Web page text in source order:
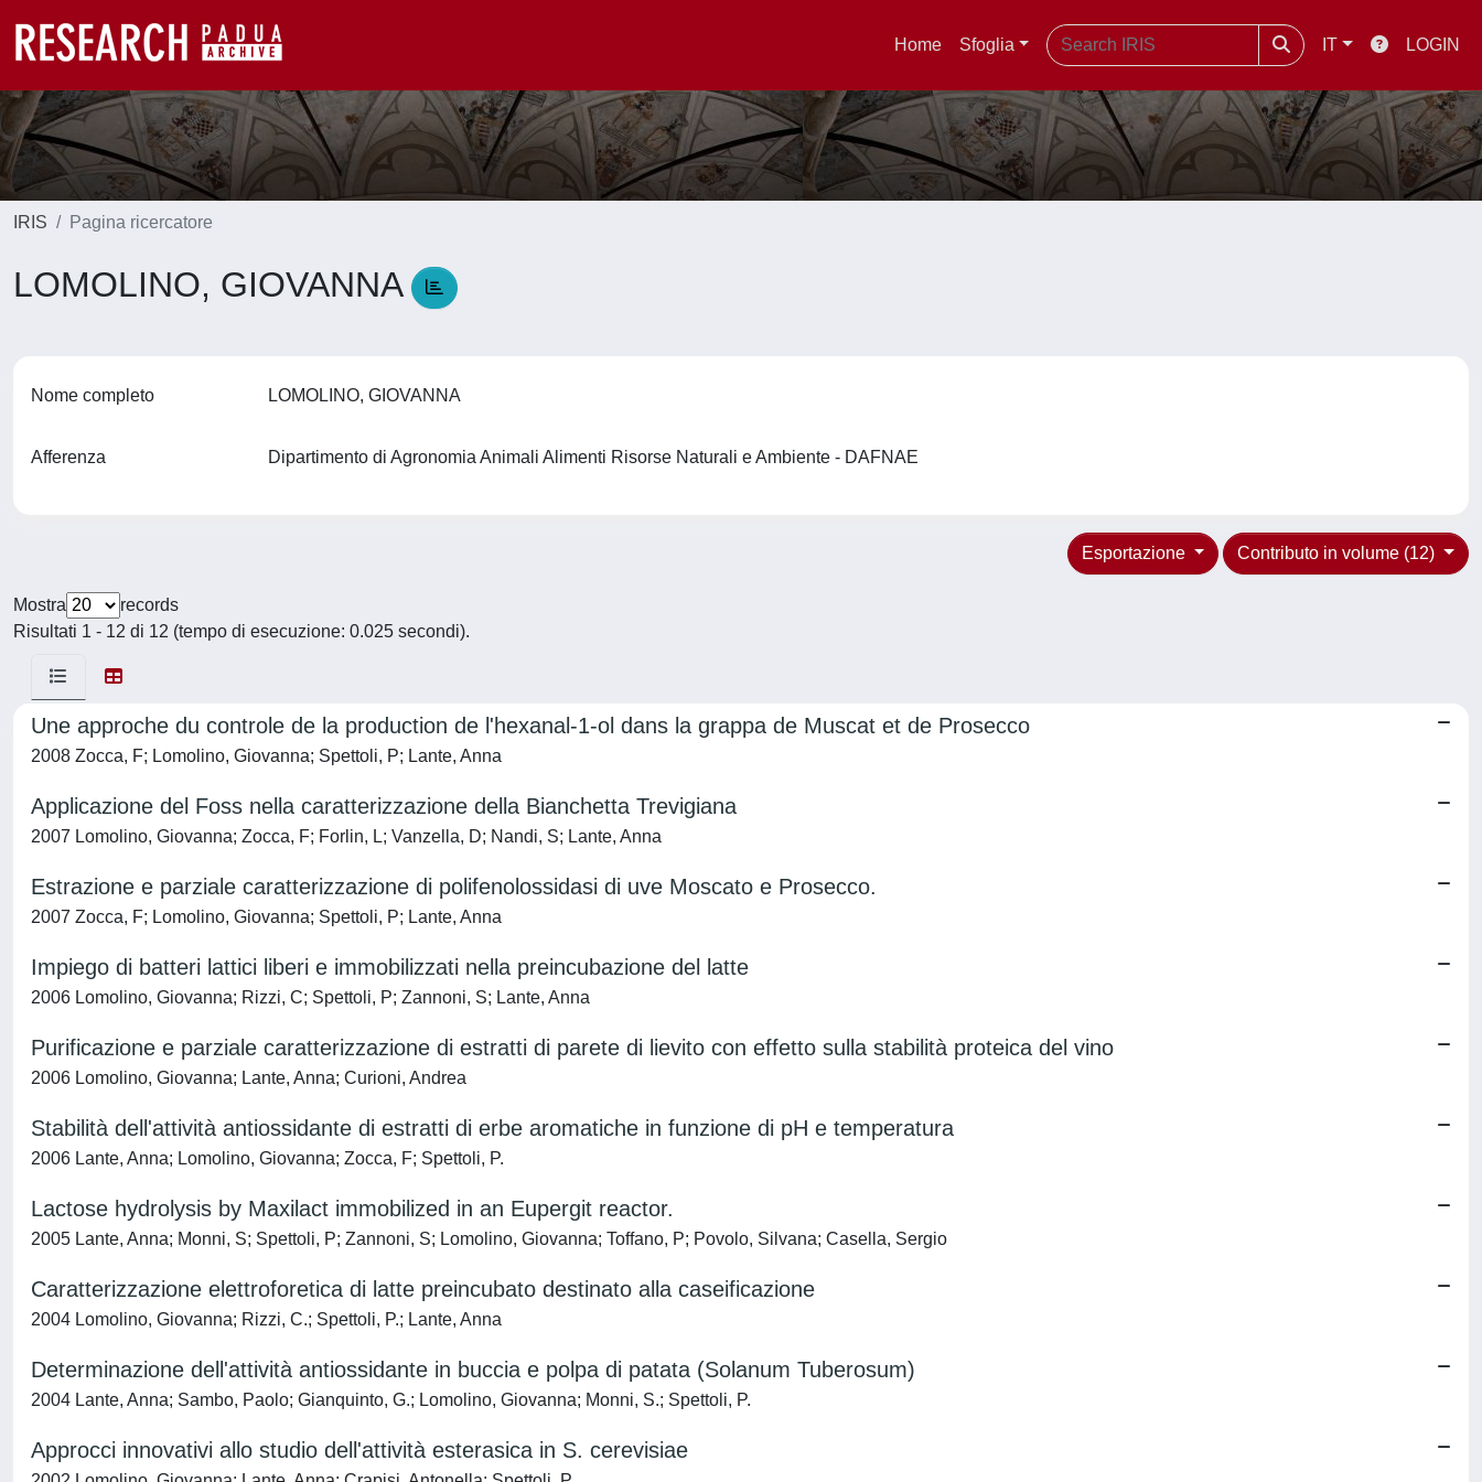
Home Sfoglia IT LOGIN
IRIS Pagina ricercatore
LOMOLINO, GIOVANNA
Nome completo LOMOLINO, GIOVANNA
Afferenza Dipartimento di Agronomia Animali Alimenti Risorse Naturali e Ambiente - DAFNAE
Contributo in volume (12)
Esportazione
Mostra
records
Risultati 1 - 12 di 12 (tempo di esecuzione: 0.025 secondi).
Une approche du controle de la production de l'hexanal-1-ol dans la grappa de Muscat et de Prosecco
2008 Zocca, F; Lomolino, Giovanna; Spettoli, P; Lante, Anna
Applicazione del Foss nella caratterizzazione della Bianchetta Trevigiana
2007 Lomolino, Giovanna; Zocca, F; Forlin, L; Vanzella, D; Nandi, S; Lante, Anna
Estrazione e parziale caratterizzazione di polifenolossidasi di uve Moscato e Prosecco.
2007 Zocca, F; Lomolino, Giovanna; Spettoli, P; Lante, Anna
Impiego di batteri lattici liberi e immobilizzati nella preincubazione del latte
2006 Lomolino, Giovanna; Rizzi, C; Spettoli, P; Zannoni, S; Lante, Anna
Purificazione e parziale caratterizzazione di estratti di parete di lievito con effetto sulla stabilità proteica del vino
2006 Lomolino, Giovanna; Lante, Anna; Curioni, Andrea
Stabilità dell'attività antiossidante di estratti di erbe aromatiche in funzione di pH e temperatura
2006 Lante, Anna; Lomolino, Giovanna; Zocca, F; Spettoli, P.
Lactose hydrolysis by Maxilact immobilized in an Eupergit reactor.
2005 Lante, Anna; Monni, S; Spettoli, P; Zannoni, S; Lomolino, Giovanna; Toffano, P; Povolo, Silvana; Casella, Sergio
Caratterizzazione elettroforetica di latte preincubato destinato alla caseificazione
2004 Lomolino, Giovanna; Rizzi, C.; Spettoli, P.; Lante, Anna
Determinazione dell'attività antiossidante in buccia e polpa di patata (Solanum Tuberosum)
2004 Lante, Anna; Sambo, Paolo; Gianquinto, G.; Lomolino, Giovanna; Monni, S.; Spettoli, P.
Approcci innovativi allo studio dell'attività esterasica in S. cerevisiae